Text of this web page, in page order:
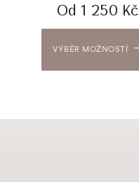
VÝBĚR MOŽNOSTÍ
Od 1 250 Kč